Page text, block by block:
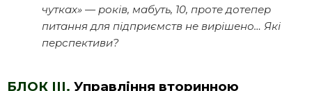
чутках» — років, мабуть, 10, проте дотепер
питання для підприємств не вирішено… Які
перспективи?
БЛОК ІІІ. Управління вторинною